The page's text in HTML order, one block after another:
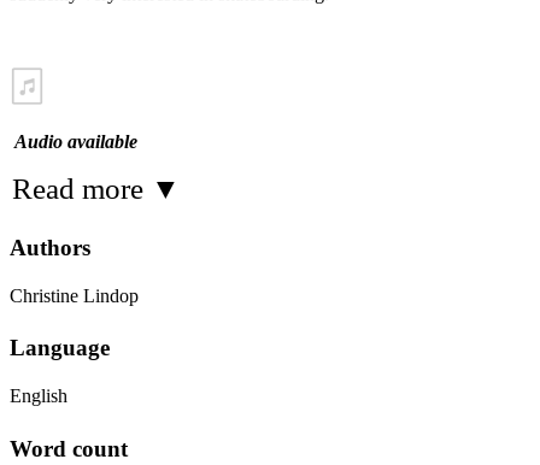
Audio available
Read more ▼
Authors
Christine Lindop
Language
English
Word count